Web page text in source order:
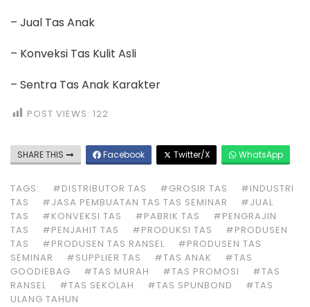
– Jual Tas Anak
– Konveksi Tas Kulit Asli
– Sentra Tas Anak Karakter
POST VIEWS: 122
SHARE THIS Facebook Twitter/X WhatsApp
TAGS: #DISTRIBUTOR TAS #GROSIR TAS
#INDUSTRI
TAS
#JASA PEMBUATAN TAS TAS SEMINAR
#JUAL
TAS
#KONVEKSI TAS #PABRIK TAS
#PENGRAJIN
TAS
#PENJAHIT TAS #PRODUKSI TAS
#PRODUSEN
TAS
#PRODUSEN TAS RANSEL
#PRODUSEN TAS
SEMINAR
#SUPPLIER TAS #TAS ANAK
#TAS
GOODIEBAG
#TAS MURAH #TAS PROMOSI
#TAS
RANSEL
#TAS SEKOLAH #TAS SPUNBOND
#TAS
ULANG TAHUN